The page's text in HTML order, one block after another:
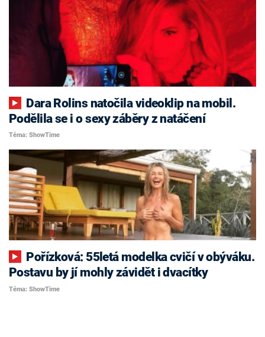
Podělila se i o sexy záběry z natáčení
Téma: ShowTime
Postavu by jí mohly závidět i dvacítky
Téma: ShowTime